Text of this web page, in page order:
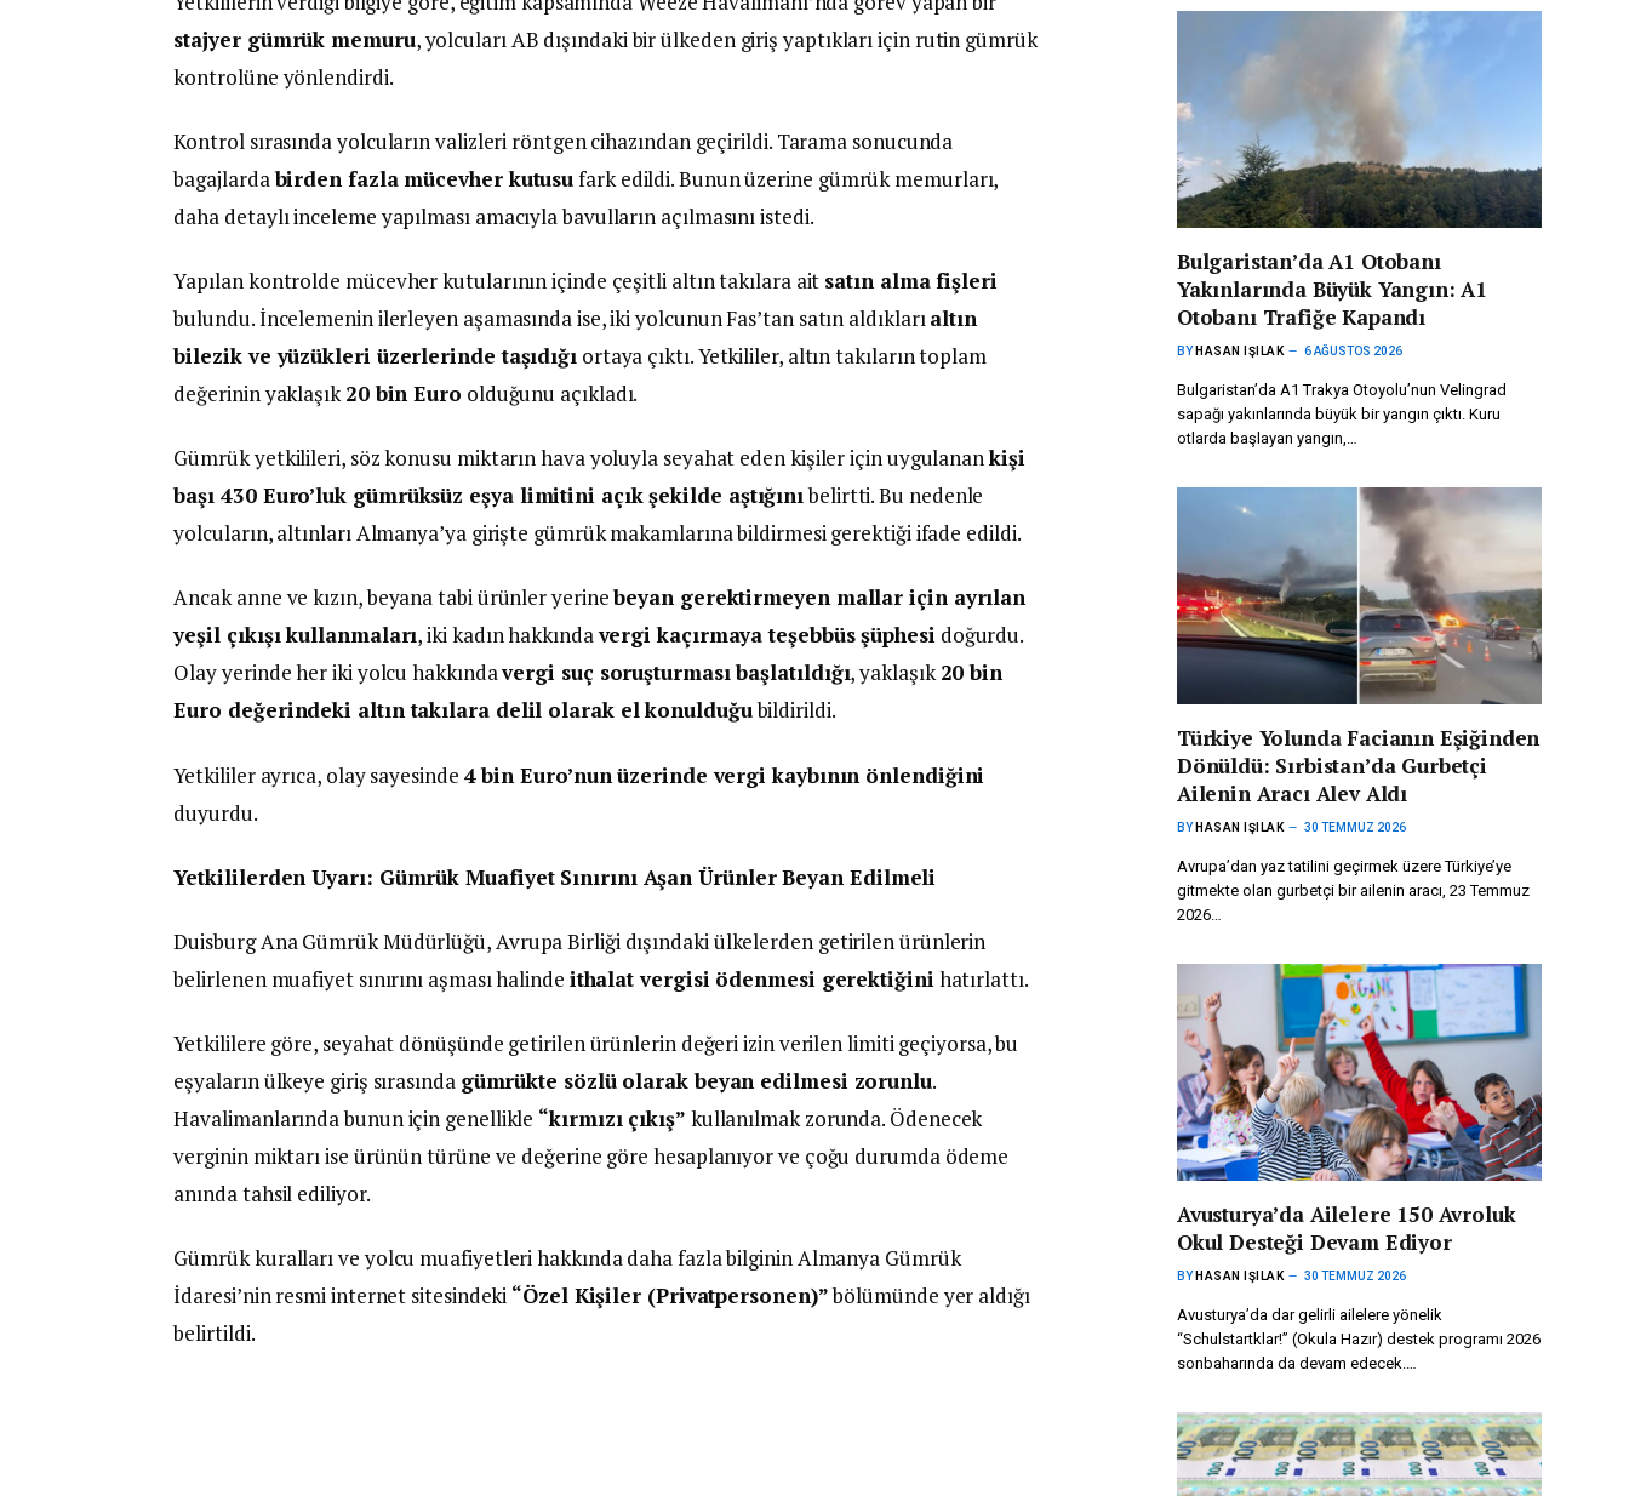
stajyer gümrük memuru, yolcuları AB dışındaki bir ülkeden giriş yaptıkları için rutin gümrük
kontrolüne yönlendirdi.
Kontrol sırasında yolcuların valizleri röntgen cihazından geçirildi. Tarama sonucunda
bagajlardabirden fazla mücevher kutusufark edildi. Bunun üzerine gümrük memurları,
daha detaylı inceleme yapılması amacıyla bavulların açılmasını istedi.
Yapılan kontrolde mücevher kutularının içinde çeşitli altın takılara ait satın alma fişleri
bulundu. İncelemenin ilerleyen aşamasında ise, iki yolcunun Fas’tan satın aldıklarıaltın
bilezik ve yüzükleri üzerlerinde taşıdığı ortaya çıktı. Yetkililer, altın takıların toplam
değerinin yaklaşık20 bin Euro olduğunu açıkladı.
Gümrük yetkilileri, söz konusu miktarın hava yoluyla seyahat eden kişiler için uygulanankişi
başı 430 Euro’luk gümrüksüz eşya limitini açık şekilde aştığınıbelirtti. Bu nedenle
yolcuların, altınları Almanya’ya girişte gümrük makamlarına bildirmesi gerektiği ifade edildi.
Ancak anne ve kızın, beyana tabi ürünler yerinebeyan gerektirmeyen mallar için ayrılan
yeşil çıkışı kullanmaları, iki kadın hakkındavergi kaçırmaya teşebbüs şüphesi doğurdu.
Olay yerinde her iki yolcu hakkındavergi suç soruşturması başlatıldığı, yaklaşık20 bin
Euro değerindeki altın takılara delil olarak el konulduğubildirildi.
Yetkililer ayrıca, olay sayesinde 4 bin Euro’nun üzerinde vergi kaybının önlendiğini
duyurdu.
Yetkililerden Uyarı: Gümrük Muafiyet Sınırını Aşan Ürünler Beyan Edilmeli
Duisburg Ana Gümrük Müdürlüğü, Avrupa Birliği dışındaki ülkelerden getirilen ürünlerin
belirlenen muafiyet sınırını aşması halinde ithalat vergisi ödenmesi gerektiğini hatırlattı.
Yetkililere göre, seyahat dönüşünde getirilen ürünlerin değeri izin verilen limiti geçiyorsa, bu
eşyaların ülkeye giriş sırasında gümrükte sözlü olarak beyan edilmesi zorunlu.
Havalimanlarında bunun için genellikle “kırmızı çıkış” kullanılmak zorunda. Ödenecek
verginin miktarı ise ürünün türüne ve değerine göre hesaplanıyor ve çoğu durumda ödeme
anında tahsil ediliyor.
Gümrük kuralları ve yolcu muafiyetleri hakkında daha fazla bilginin Almanya Gümrük
İdaresi’nin resmi internet sitesindeki “Özel Kişiler (Privatpersonen)”bölümünde yer aldığı
belirtildi.
Bulgaristan’da A1 Otobanı
Yakınlarında Büyük Yangın: A1
Otobanı Trafiğe Kapandı
BY HASAN IŞILAK 6 AĞUSTOS 2026
Bulgaristan’da A1 Trakya Otoyolu’nun Velingrad
sapağı yakınlarında büyük bir yangın çıktı. Kuru
otlarda başlayan yangın,…
Türkiye Yolunda Facianın Eşiğinden
Dönüldü: Sırbistan’da Gurbetçi
Ailenin Aracı Alev Aldı
BY HASAN IŞILAK 30 TEMMUZ 2026
Avrupa’dan yaz tatilini geçirmek üzere Türkiye’ye
gitmekte olan gurbetçi bir ailenin aracı, 23 Temmuz
2026…
Avusturya’da Ailelere 150 Avroluk
Okul Desteği Devam Ediyor
BY HASAN IŞILAK 30 TEMMUZ 2026
Avusturya’da dar gelirli ailelere yönelik
“Schulstartklar!” (Okula Hazır) destek programı 2026
sonbaharında da devam edecek.…